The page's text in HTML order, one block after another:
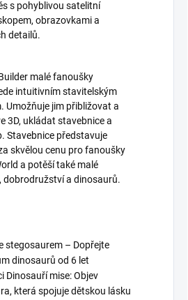
s pohyblivou satelitní
obrazovkami a
detailů.
malé fanoušky
intuitivním stavitelským
Umožňuje jim přibližovat a
3D, ukládat stavebnice a
Stavebnice představuje
skvělou cenu pro fanoušky
a potěší také malé
dobrodružství a dinosaurů.
stegosaurem – Dopřejte
dinosaurů od 6 let
Dinosauří mise: Objev
která spojuje dětskou lásku